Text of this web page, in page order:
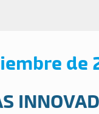
de